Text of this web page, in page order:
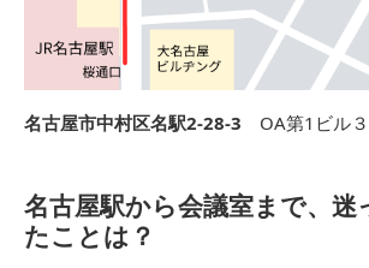
名古屋市中村区名駅2-28-3 OA第1ビル
名古屋駅から会議室まで、迷
たことは？